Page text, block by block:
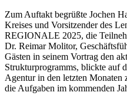
Zum Auftakt begrüßte Jochen
Kreises und Vorsitzender des
REGIONALE 2025, die
Dr. Reimar Molitor,
Gästen in seinem Vortrag den
Strukturprogramms, blickte
Agentur in den letzten
die Aufgaben im kommenden